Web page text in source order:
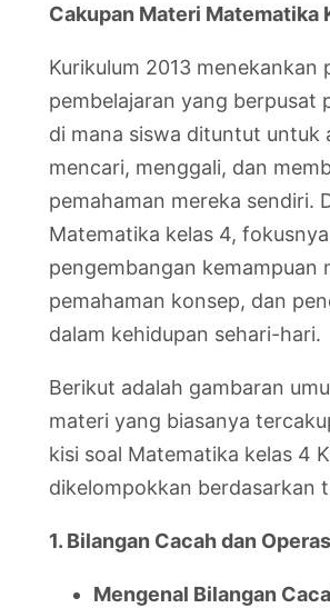
Cakupan Materi Matematika
Kurikulum 2013 menekankan
pembelajaran yang berpusat
di mana siswa dituntut untuk
mencari, menggali, dan
pemahaman mereka sendiri.
Matematika kelas 4,
pengembangan kemampuan
pemahaman konsep, dan
dalam kehidupan sehari-hari.
Berikut adalah gambaran
materi yang biasanya
kisi soal Matematika kelas 4
dikelompokkan berdasarkan
1. Bilangan Cacah dan
Mengenal Bilangan